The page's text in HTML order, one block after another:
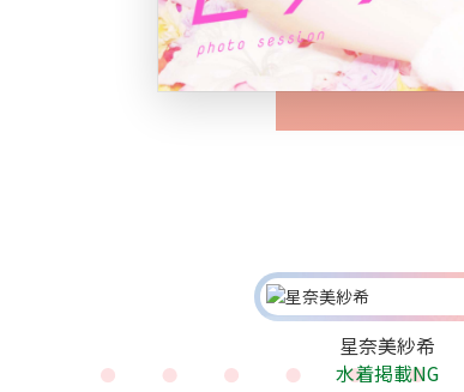
星奈美紗希
水着掲載NG